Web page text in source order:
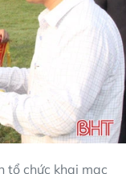
tổ chức khai mạc